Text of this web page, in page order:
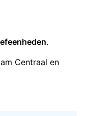
.
Centraal en